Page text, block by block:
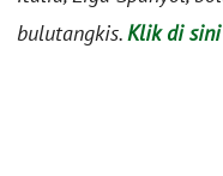
bulutangkis.Klik di sini